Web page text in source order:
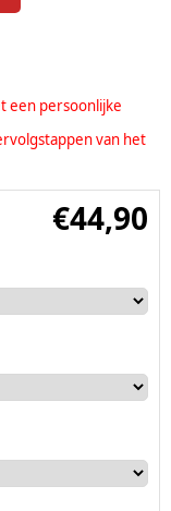
een persoonlijke
van het
€44,90